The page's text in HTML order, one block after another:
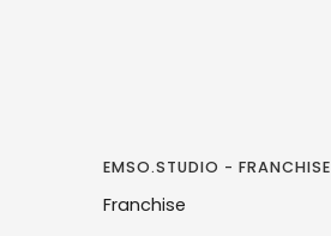
EMSO.STUDIO - FRANCHISE
Franchise